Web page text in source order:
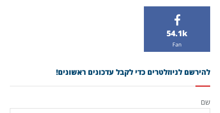
54.1k
Fan
להירשם לניוזלטרים כדי לקבל עדכונים ראשונים!
שם